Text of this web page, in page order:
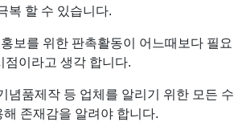
복 할 수 있습니다.
보를 위한 판촉활동이 어느때보다 필요
점이라고 생각 합니다.
념품제작 등 업체를 알리기 위한 모든 수
해 존재감을 알려야 합니다.